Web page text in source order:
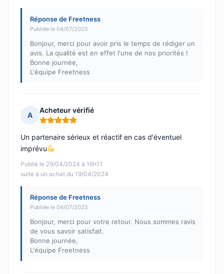
Réponse de Freetness
Publiée le 04/07/2025
Bonjour, merci pour avoir pris le temps de rédiger un
avis. La qualité est en effet l'une de nos priorités !
Bonne journée,
L'équipe Freetness
A
Acheteur vérifié
Note : 5 sur 5
Publié le 29/04/2024 à 16h11
suite à un achat du 19/04/2024
Un partenaire sérieux et réactif en cas d'éventuel
imprévu
Réponse de Freetness
Publiée le 04/07/2025
Bonjour, merci pour votre retour. Nous sommes ravis
de vous savoir satisfait.
Bonne journée,
L'équipe Freetness